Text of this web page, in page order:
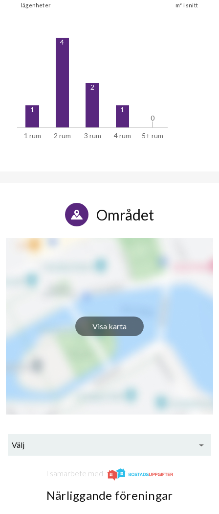
1 rum 2 rum 3 rum 4 rum 5+ rum
1
4
2
1
0
0
Området
Visa karta
Välj
I samarbete med
Närliggande föreningar